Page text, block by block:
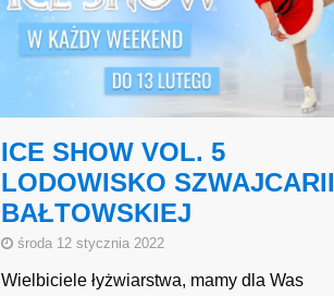
ICE SHOW VOL. 5
LODOWISKO SZWAJCARII
BAŁTOWSKIEJ
środa 12 stycznia 2022
Wielbiciele łyżwiarstwa, mamy dla Was